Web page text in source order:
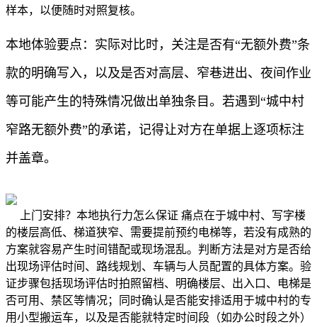
样本，以便随时对照复核。
本地体验要点：实际对比时，关注是否有“无额外费”条
款的明确写入，以及是否对高层、窄巷进出、夜间作业
等可能产生的特殊情况做出单独条目。若遇到“城中村
窄路无额外费”的承诺，记得让对方在单据上逐项标注
并盖章。
上门安排？本地执行力怎么保证 痛点在于城中村、写字楼
的楼层高低、梯道狭窄、需要提前预约电梯等，若没有成熟的
方案就容易产生时间错配或现场混乱。判断方法是对方是否给
出现场评估时间、路线规划、车辆与人员配置的具体方案。验
证步骤包括现场评估时拍照留档、明确楼层、出入口、电梯是
否可用、禁区等情况；同时确认是否能安排适用于城中村的专
用小型搬运车，以及是否能就特定时间段（如办公时段之外）